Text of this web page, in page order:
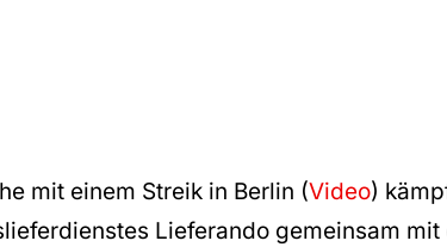
YouTube per incorporare video sul nostro
sito web
mit einem Streik in Berlin (Video)
Lieferando gemeinsam mit